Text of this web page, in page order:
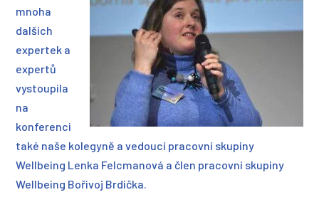
mnoha
dalších
expertek a
expertů
vystoupila
na
konferenci
také naše kolegyně a vedoucí pracovní skupiny
Wellbeing Lenka Felcmanová a člen pracovní skupiny
Wellbeing Bořivoj Brdička.